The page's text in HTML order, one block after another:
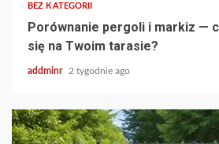
BEZ KATEGORII
Porównanie pergoli i markiz —
się na Twoim tarasie?
addminr 2 tygodnie ago